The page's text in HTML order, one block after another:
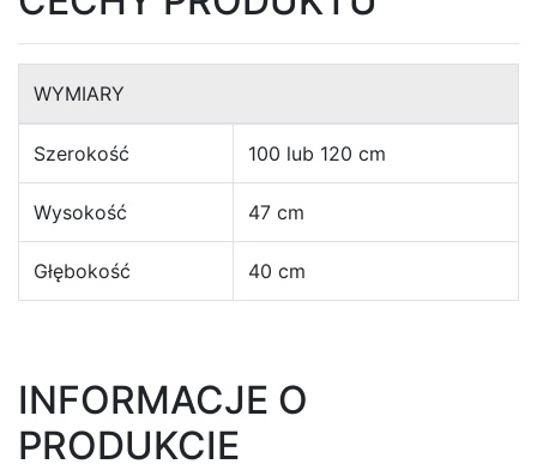
litery
U
Narożniki
w
kształcie
litery
L
Łóżka
Łóżka
WYMIARY
Szerokość 100 lub 120 cm
Wysokość 47 cm
Głębokość 40 cm
INFORMACJE O
PRODUKCIE